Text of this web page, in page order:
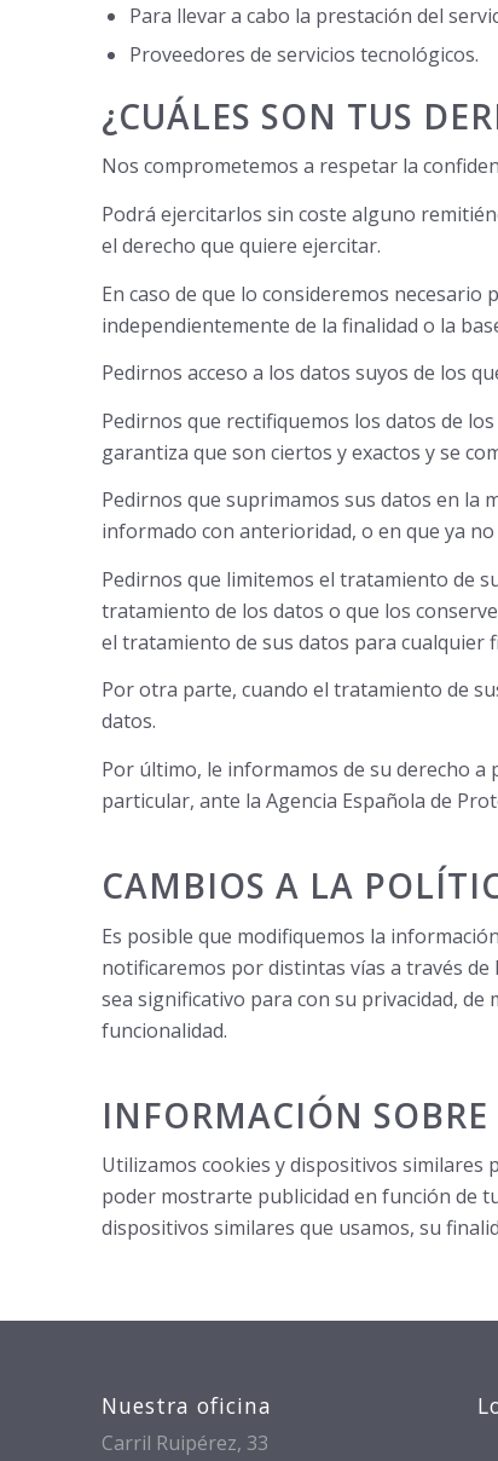
Para llevar a cabo la prestación del
Proveedores de servicios tecnológicos.
¿CUÁLES SON TUS
Nos comprometemos a respetar la
Podrá ejercitarlos sin coste alguno
el derecho que quiere ejercitar.
En caso de que lo consideremos
independientemente de la finalidad o la
Pedirnos acceso a los datos suyos de los
Pedirnos que rectifiquemos los datos de
garantiza que son ciertos y exactos y se
Pedirnos que suprimamos sus datos en la
informado con anterioridad, o en que ya
Pedirnos que limitemos el tratamiento de
tratamiento de los datos o que los
el tratamiento de sus datos para cualquier
Por otra parte, cuando el tratamiento de
datos.
Por último, le informamos de su derecho
particular, ante la Agencia Española de
CAMBIOS A LA
Es posible que modifiquemos la
notificaremos por distintas vías a través
sea significativo para con su privacidad,
funcionalidad.
INFORMACIÓN SOBRE
Utilizamos cookies y dispositivos similares
poder mostrarte publicidad en función de
dispositivos similares que usamos, su
Nuestra oficina
Carril Ruipérez, 33